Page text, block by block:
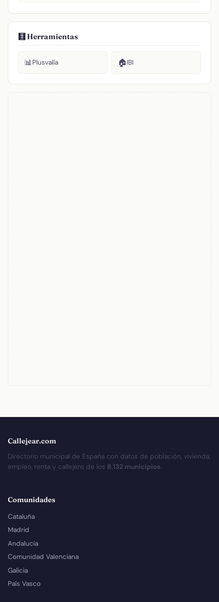
🧮 Herramientas
📊Plusvalía 🏠IBI
Callejear.com
Directorio municipal de España con datos de población, vivienda,
empleo, renta y callejero de los 8.132 municipios.
Comunidades
Cataluña
Madrid
Andalucía
Comunidad Valenciana
Galicia
País Vasco